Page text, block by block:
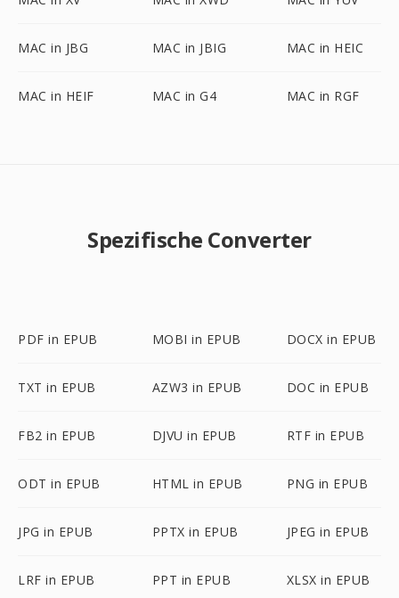
MAC in JBG MAC in JBIG MAC in HEIC
MAC in HEIF MAC in G4 MAC in RGF
Spezifische Converter
PDF in EPUB MOBI in EPUB DOCX in EPUB
TXT in EPUB AZW3 in EPUB DOC in EPUB
FB2 in EPUB DJVU in EPUB RTF in EPUB
ODT in EPUB HTML in EPUB PNG in EPUB
JPG in EPUB PPTX in EPUB JPEG in EPUB
LRF in EPUB PPT in EPUB XLSX in EPUB